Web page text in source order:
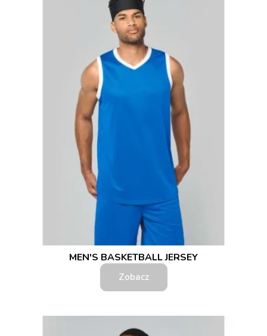
MEN'S BASKETBALL JERSEY
Zobacz